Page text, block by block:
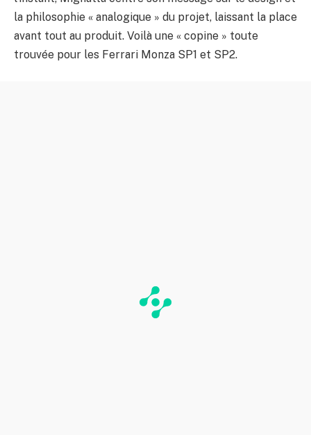
la philosophie « analogique » du projet, laissant la place
avant tout au produit. Voilà une « copine » toute
trouvée pour les Ferrari Monza SP1 et SP2.